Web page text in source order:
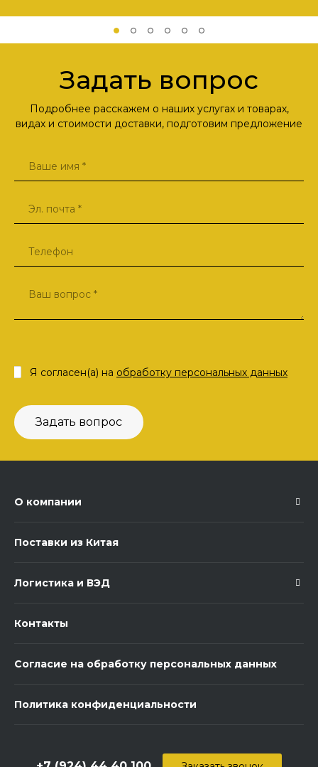
Задать вопрос
Подробнее расскажем о наших услугах и товарах,
видах и стоимости доставки, подготовим предложение
Задать вопрос
Я согласен(а) на обработку персональных данных
О компании
Поставки из Китая
Логистика и ВЭД
Контакты
Согласие на обработку персональных данных
Политика конфиденциальности